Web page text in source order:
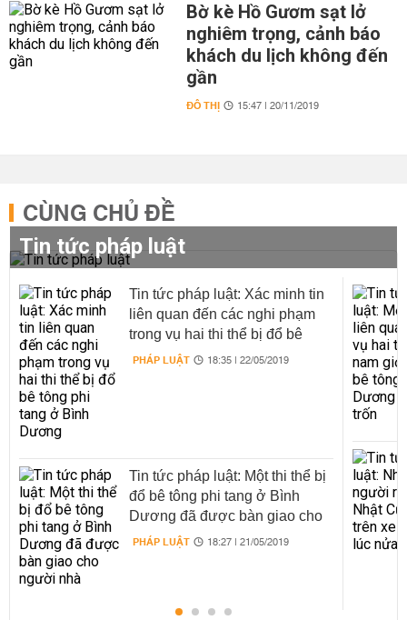
Bờ kè Hồ Gươm sạt lở
nghiêm trọng, cảnh báo
khách du lịch không đến
gần
ĐÔ THỊ 15:47 | 20/11/2019
CÙNG CHỦ ĐỀ
Tin tức pháp luật
Tin tức pháp luật: Xác minh tin
liên quan đến các nghi phạm
trong vụ hai thi thể bị đổ bê
tông phi tang ở Bình Dương
PHÁP LUẬT 18:35 | 22/05/2019
Tin tức pháp luật: Một thi thể bị
đổ bê tông phi tang ở Bình
Dương đã được bàn giao cho
người nhà
PHÁP LUẬT 18:27 | 21/05/2019